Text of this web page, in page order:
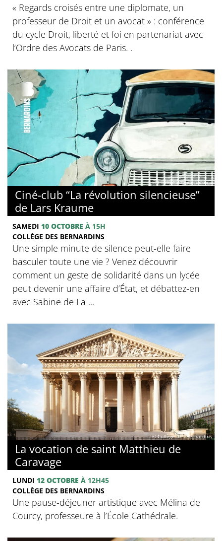
‍« Regards croisés entre une diplomate, un
professeur de Droit et un avocat » : conférence
du cycle Droit, liberté et foi en partenariat avec
l’Ordre des Avocats de Paris. .
© Collège des Bernardins
Ciné-club “La révolution silencieuse”
de Lars Kraume
SAMEDI 10 OCTOBRE À 15H
COLLÈGE DES BERNARDINS
Une simple minute de silence peut-elle faire
basculer toute une vie ? Venez découvrir
comment un geste de solidarité dans un lycée
peut devenir une affaire d’État, et débattez-en
avec Sabine de La ...
© Collège des Bernardins
La vocation de saint Matthieu de
Caravage
LUNDI 12 OCTOBRE À 12H45
COLLÈGE DES BERNARDINS
Une pause-déjeuner artistique avec Mélina de
Courcy, professeure à l’École Cathédrale.